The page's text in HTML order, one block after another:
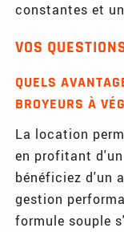
constantes et
VOS
QUELS
BROYEURS À
La location
en profitant
bénéficiez d'un
gestion
formule souple